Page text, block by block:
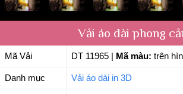
Vải áo dài phong
Mã Vải DT 11965 Mã màu: trên
Danh mục Vải áo dài in 3D